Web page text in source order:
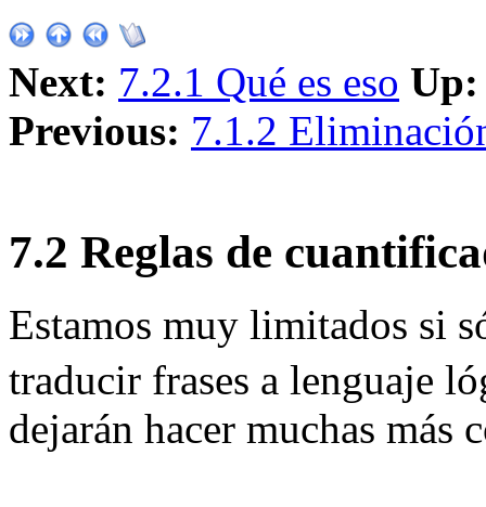
Next: 7.2.1 Qué es eso Up:
Previous: 7.1.2
7.2 Reglas de
Estamos muy limitados si
traducir frases a lenguaje
dejarán hacer muchas más